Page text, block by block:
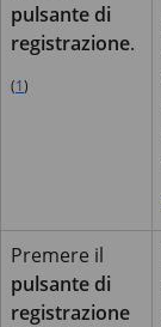
pulsante di
registrazione.
(1)
Premere il
pulsante di
registrazione